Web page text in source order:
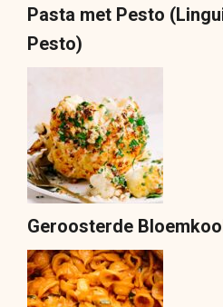
Pasta met Pesto
Pesto)
Geroosterde